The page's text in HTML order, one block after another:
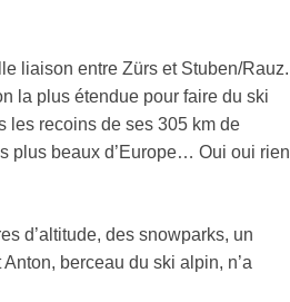
liaison entre Zürs et Stuben/Rauz.
la plus étendue pour faire du ski
les recoins de ses 305 km de
plus beaux d’Europe… Oui oui rien
d’altitude, des snowparks, un
berceau du ski alpin, n’a